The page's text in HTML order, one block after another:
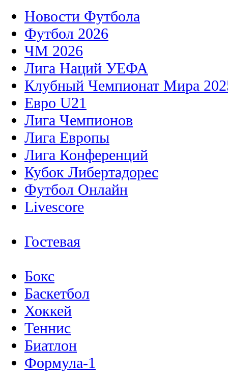
Новости Футбола
Футбол 2026
ЧМ 2026
Лига Наций УЕФА
Клубный Чемпионат Мира
Евро U21
Лига Чемпионов
Лига Европы
Лига Конференций
Кубок Либертадорес
Футбол Онлайн
Livescore
Гостевая
Бокс
Баскетбол
Хоккей
Теннис
Биатлон
Формула-1